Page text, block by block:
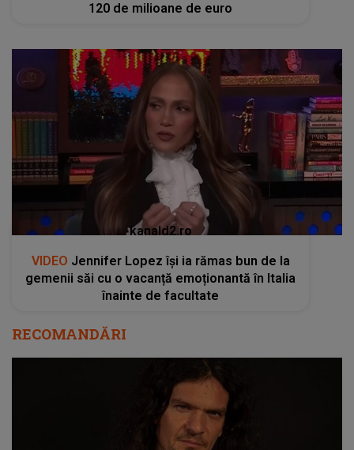
120 de milioane de euro
kanald2.ro
VIDEO Jennifer Lopez își ia rămas bun de la
gemenii săi cu o vacanță emoționantă în Italia
înainte de facultate
RECOMANDĂRI